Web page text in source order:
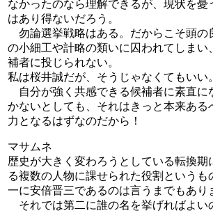
なかったのなら理解できるが、現状を憂
はあり得ないだろう。
勿論選挙戦略はある。だからこそ頭の
の小細工や計略の類いに囚われてしまい
補者に投じられない。
私は桜井誠だが、そうじゃなくてもいい。
自分が強く共感できる候補者に素直に
かないとしても、それはきっと本来ある
力となるはずなのだから！
マサムネ
歴史が大きく変わろうとしている転換期
る複数の人物に課せられた役割というも
一に安倍晋三であるのは言うまでもあり
それでは第二に誰の名を挙げればよい